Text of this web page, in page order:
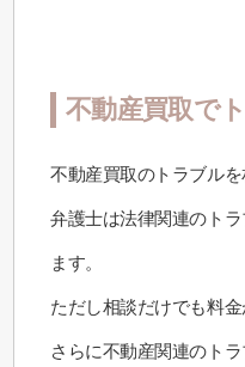
不動産買取で
不動産買取のトラブル
弁護士は法律関連のト
ます。
ただし相談だけでも料
さらに不動産関連のト